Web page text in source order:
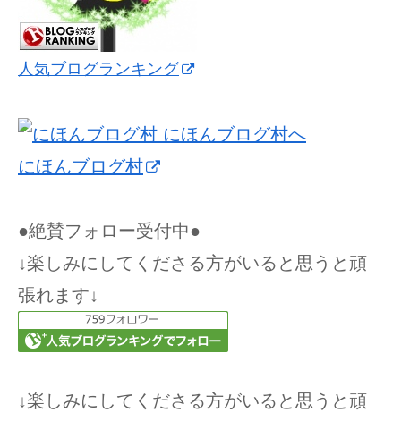
人気ブログランキング
にほんブログ村
●絶賛フォロー受付中●
↓楽しみにしてくださる方がいると思うと頑
張れます↓
↓楽しみにしてくださる方がいると思うと頑